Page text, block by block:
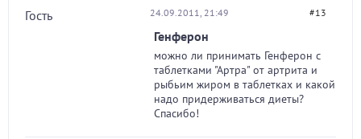
Гость 24.09.2011, 21:49 #13
Генферон
можно ли принимать Генферон с
таблетками "Артра" от артрита и
рыбьим жиром в таблетках и какой
надо придерживаться диеты?
Спасибо!